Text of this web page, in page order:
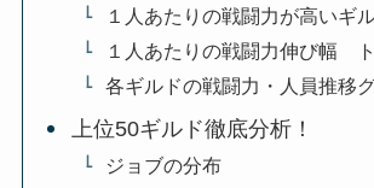
１人あたりの戦闘力が高い
１人あたりの戦闘力伸び幅
各ギルドの戦闘力・人員推移
上位50ギルド徹底分析！
ジョブの分布